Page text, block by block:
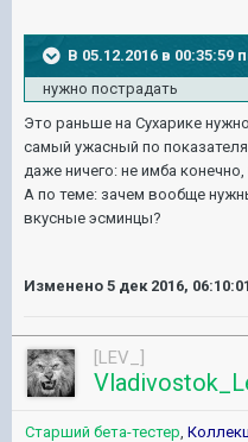
В 05.12.2016 в 00:35:59
нужно пострадать
Это раньше на Сухарике
самый ужасный по
даже ничего: не имба конечно,
А по теме: зачем вообще
вкусные эсминцы?
Изменено 5 дек 2016, 06:10:01
[LEV_]
Старший бета-тестер,